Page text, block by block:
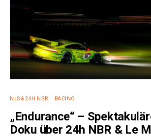
NLS & 24H NBR RACING
„Endurance“ –
Doku über 24h NBR & Le